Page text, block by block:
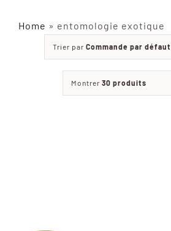
CURIOSITÉS
Home » entomologie exotique
Trier par Commande par défaut
Montrer 30 produits